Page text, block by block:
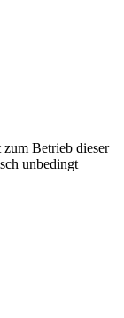
Betrieb dieser
unbedingt